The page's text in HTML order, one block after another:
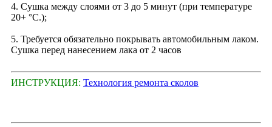
4. Сушка между слоями от 3 до 5 минут (при температуре
20+ °С.);
5. Требуется обязательно покрывать автомобильным лаком.
Сушка перед нанесением лака от 2 часов
ИНСТРУКЦИЯ: Технология ремонта сколов